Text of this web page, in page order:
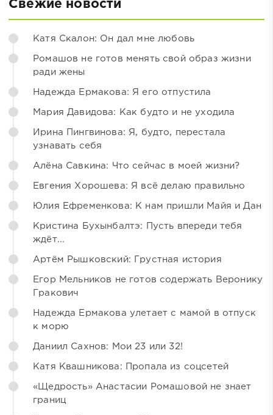
Свежие новости
Катя Скалон: Он дал мне любовь
Ромашов не готов менять свой образ жизни
ради жены
Надежда Ермакова: Я его отпустила
Мария Давидова: Как будто и не уходила
Ирина Пингвинова: Я, будто, перестала
узнавать себя
Алёна Савкина: Что сейчас в моей жизни?
Евгения Хорошева: Я всё делаю правильно
Юлия Ефременкова: К нам пришли Майя и Дан
Кристина Бухынбалтэ: Пусть впереди тебя
ждёт...
Артём Рышковский: Грустная история
Егор Мельников не готов содержать Веронику
Гракович
Надежда Ермакова улетает с мамой в отпуск
к морю
Даниил Сахнов: Мои 23 или 32!
Катя Квашникова: Пропала из соцсетей
«Щедрость» Анастасии Ромашовой не знает
границ